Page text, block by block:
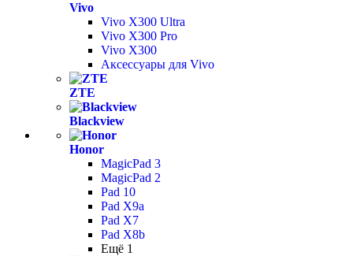
Vivo
Vivo X300 Ultra
Vivo X300 Pro
Vivo X300
Аксессуары для Vivo
ZTE
Blackview
Honor
MagicPad 3
MagicPad 2
Pad 10
Pad X9a
Pad X7
Pad X8b
Ещё 1